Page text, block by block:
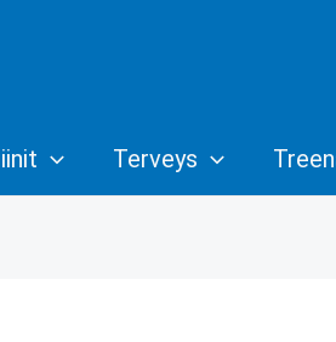
Terveys